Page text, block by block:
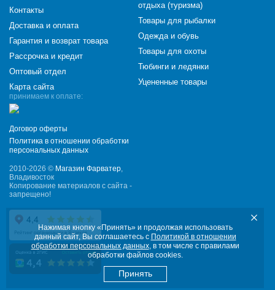
принимаем к оплате:
Договор оферты
Политика в отношении обработки
персональных данных
2010-2026 © Магазин Фарватер,
Владивосток
Копирование материалов с сайта -
запрещено!
Контакты
Доставка и оплата
Гарантия и возврат товара
Рассрочка и кредит
Оптовый отдел
Карта сайта
отдыха (туризма)
Товары для рыбалки
Одежда и обувь
Товары для охоты
Тюбинги и ледянки
Уцененные товары
Нажимая кнопку «Принять» и продолжая использовать
данный сайт, Вы соглашаетесь с Политикой в отношении
обработки персональных данных, в том числе с правилами
обработки файлов cookies.
Принять